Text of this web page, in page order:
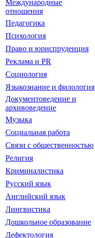
Международные
отношения
Педагогика
Психология
Право и юриспруденция
Реклама и PR
Социология
Языкознание и филология
Документоведение и
архивоведение
Музыка
Социальная работа
Связи с общественностью
Религия
Криминалистика
Русский язык
Английский язык
Лингвистика
Дошкольное образование
Дефектология